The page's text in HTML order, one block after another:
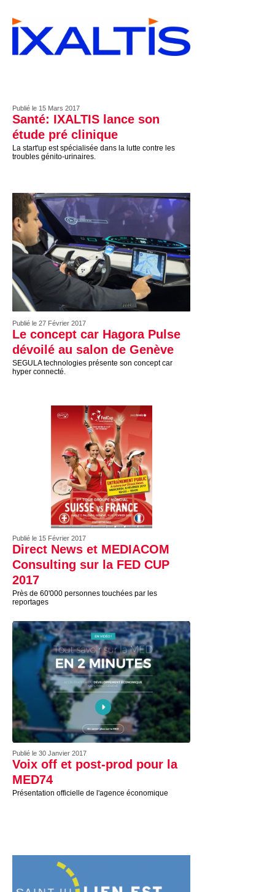
Publié le 15 Mars 2017
Santé: IXALTIS lance son
étude pré clinique
La start'up est spécialisée dans la lutte contre les
troubles génito-urinaires.
Publié le 27 Février 2017
Le concept car Hagora Pulse
dévoilé au salon de Genève
SEGULA technologies présente son concept car
hyper connecté.
Publié le 15 Février 2017
Direct News et MEDIACOM
Consulting sur la FED CUP
2017
Près de 60'000 personnes touchées par les
reportages
Publié le 30 Janvier 2017
Voix off et post-prod pour la
MED74
Présentation officielle de l'agence économique